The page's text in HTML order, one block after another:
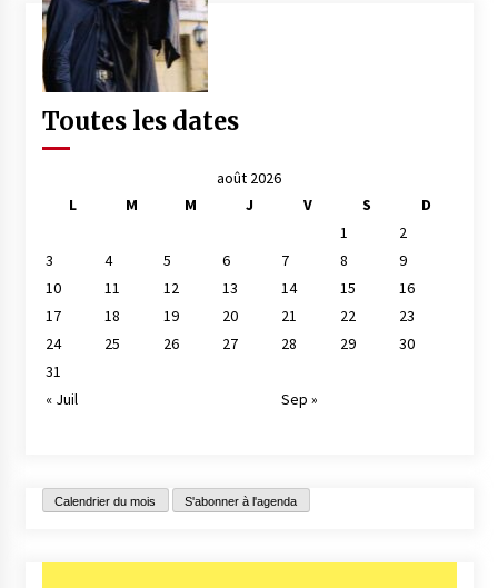
Toutes les dates
août 2026
L
M M J V S
D
1
2
3
4 5 6 7 8
9
10
11 12 13 14 15
16
17
18 19 20 21 22
23
24
25 26 27 28 29
30
31
« Juil
Sep »
Calendrier du mois S'abonner à l'agenda